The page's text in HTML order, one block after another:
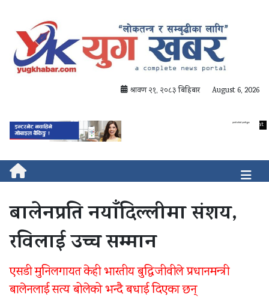
श्रावण २१, २०८३ बिहिबार August 6, 2026
बालेनप्रति नयाँदिल्लीमा संशय,
रविलाई उच्च सम्मान
एसडी मुनिलगायत केही भारतीय बुद्धिजीवीले प्रधानमन्त्री
बालेनलाई सत्य बोलेको भन्दै बधाई दिएका छन्